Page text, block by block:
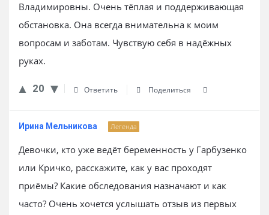
Владимировны. Очень тёплая и поддерживающая
обстановка. Она всегда внимательна к моим
вопросам и заботам. Чувствую себя в надёжных
руках.
20 Ответить Поделиться
Ирина Мельникова Легенда
Девочки, кто уже ведёт беременность у Гарбузенко
или Кричко, расскажите, как у вас проходят
приёмы? Какие обследования назначают и как
часто? Очень хочется услышать отзыв из первых